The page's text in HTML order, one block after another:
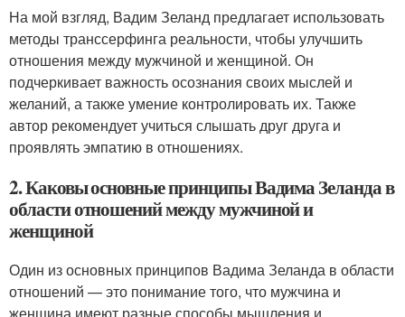
На мой взгляд, Вадим Зеланд предлагает использовать
методы транссерфинга реальности, чтобы улучшить
отношения между мужчиной и женщиной. Он
подчеркивает важность осознания своих мыслей и
желаний, а также умение контролировать их. Также
автор рекомендует учиться слышать друг друга и
проявлять эмпатию в отношениях.
2. Каковы основные принципы Вадима Зеланда в
области отношений между мужчиной и
женщиной
Один из основных принципов Вадима Зеланда в области
отношений — это понимание того, что мужчина и